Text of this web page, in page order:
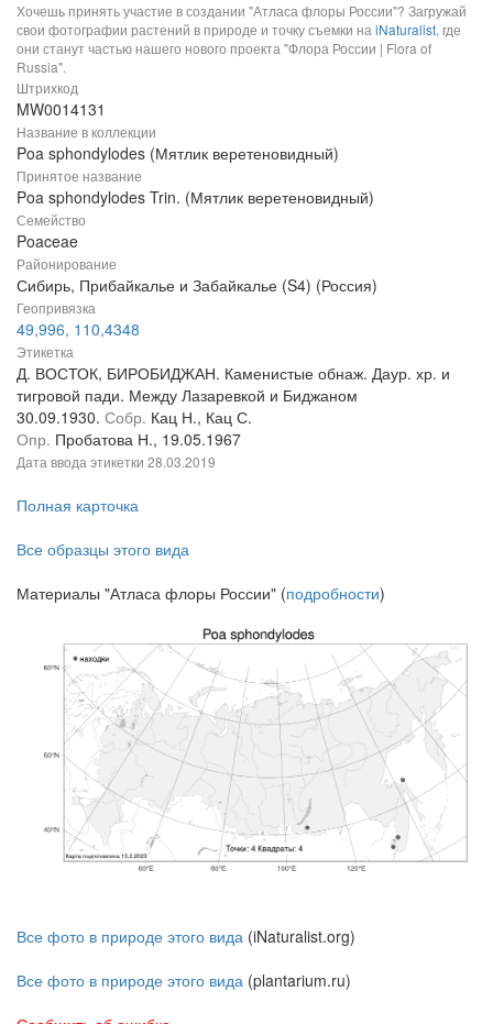
Хочешь принять участие в создании "Атласа флоры России"? Загружай
свои фотографии растений в природе и точку съемки на iNaturalist, где
они станут частью нашего нового проекта "Флора России | Flora of
Russia".
Штрихкод
MW0014131
Название в коллекции
Poa sphondylodes (Мятлик веретеновидный)
Принятое название
Poa sphondylodes Trin. (Мятлик веретеновидный)
Семейство
Poaceae
Районирование
Сибирь, Прибайкалье и Забайкалье (S4) (Россия)
Геопривязка
49,996, 110,4348
Этикетка
Д. ВОСТОК, БИРОБИДЖАН. Каменистые обнаж. Даур. хр. и
тигровой пади. Между Лазаревкой и Биджаном
30.09.1930. Собр. Кац Н., Кац С.
Опр. Пробатова Н., 19.05.1967
Дата ввода этикетки 28.03.2019
Полная карточка
Все образцы этого вида
Материалы "Атласа флоры России" (подробности)
Все фото в природе этого вида (iNaturalist.org)
Все фото в природе этого вида (plantarium.ru)